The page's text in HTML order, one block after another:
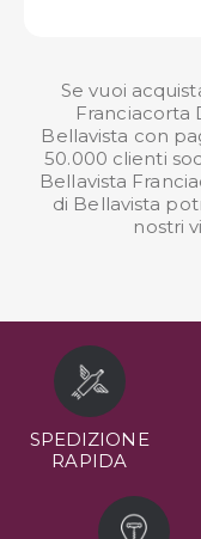
Se vuoi
Franciacorta
Bellavista con
50.000 clienti
Bellavista
di Bellavista
nostri
SPEDIZIONE
RAPIDA